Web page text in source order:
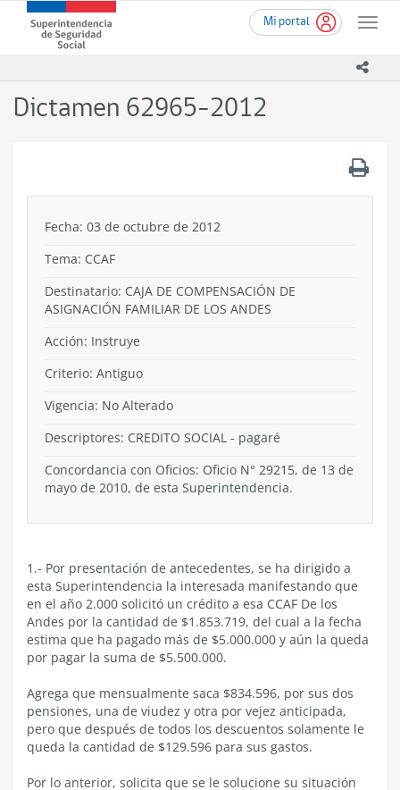
contenido
Mi portal
Toggle
Superintendencia
de
-
Dictamen 62965-2012
Fecha: 03 de octubre de 2012
Tema: CCAF
Destinatario: CAJA DE COMPENSACIÓN DE
ASIGNACIÓN FAMILIAR DE LOS ANDES
Acción: Instruye
Criterio: Antiguo
Vigencia: No Alterado
Descriptores: CREDITO SOCIAL - pagaré
Concordancia con Oficios: Oficio N° 29215, de 13 de
mayo de 2010, de esta Superintendencia.
1.- Por presentación de antecedentes, se ha dirigido a
esta Superintendencia la interesada manifestando que
en el año 2.000 solicitó un crédito a esa CCAF De los
Andes por la cantidad de $1.853.719, del cual a la fecha
estima que ha pagado más de $5.000.000 y aún la queda
por pagar la suma de $5.500.000.
Agrega que mensualmente saca $834.596, por sus dos
pensiones, una de viudez y otra por vejez anticipada,
pero que después de todos los descuentos solamente le
queda la cantidad de $129.596 para sus gastos.
Por lo anterior, solicita que se le solucione su situación